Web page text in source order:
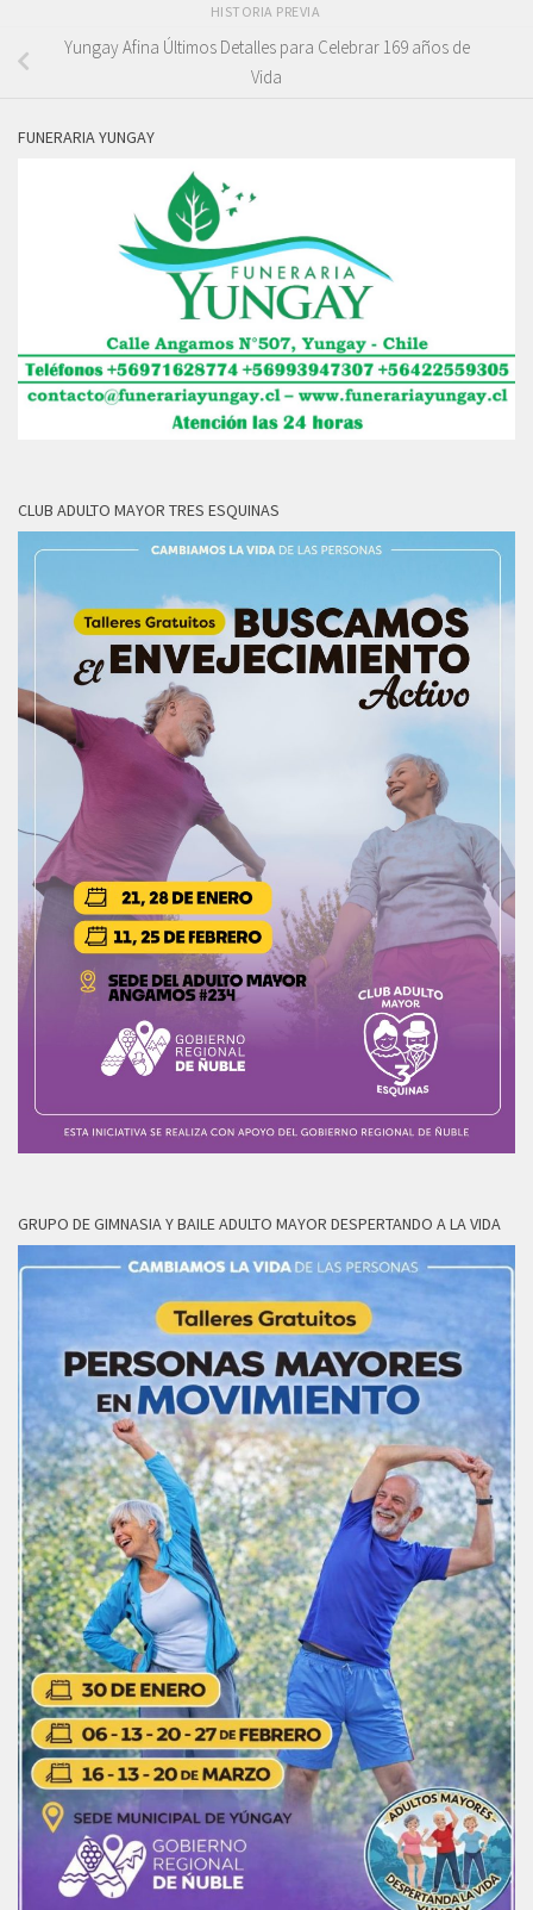
HISTORIA PREVIA
Yungay Afina Últimos Detalles para Celebrar 169 años de
Vida
FUNERARIA YUNGAY
CLUB ADULTO MAYOR TRES ESQUINAS
GRUPO DE GIMNASIA Y BAILE ADULTO MAYOR DESPERTANDO A LA VIDA